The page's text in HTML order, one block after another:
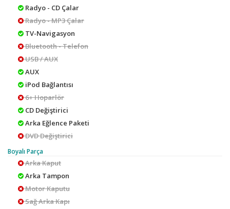
Radyo - CD Çalar
Radyo - MP3 Çalar
TV-Navigasyon
Bluetooth - Telefon
USB / AUX
AUX
iPod Bağlantısı
6+ Hoparlör
CD Değiştirici
Arka Eğlence Paketi
DVD Değiştirici
Boyalı Parça
Arka Kaput
Arka Tampon
Motor Kaputu
Sağ Arka Kapı